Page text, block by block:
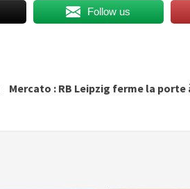
Follow us
Mercato : RB Leipzig ferme la porte